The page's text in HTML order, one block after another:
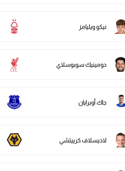
نيكو ويليامز
دومينيك سوبوسلاي
جاك أوبرايان
لاديسلاف كرييتشي